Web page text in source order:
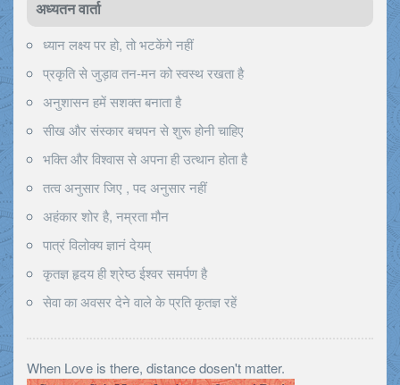
अध्यतन वार्ता
ध्यान लक्ष्य पर हो, तो भटकेंगे नहीं
प्रकृति से जुड़ाव तन-मन को स्वस्थ रखता है
अनुशासन हमें सशक्त बनाता है
सीख और संस्कार बचपन से शुरू होनी चाहिए
भक्ति और विश्वास से अपना ही उत्थान होता है
तत्व अनुसार जिए , पद अनुसार नहीं
अहंकार शोर है, नम्रता मौन
पात्रं विलोक्य ज्ञानं देयम्
कृतज्ञ हृदय ही श्रेष्ठ ईश्वर समर्पण है
सेवा का अवसर देने वाले के प्रति कृतज्ञ रहें
When Love is there, distance dosen't matter.